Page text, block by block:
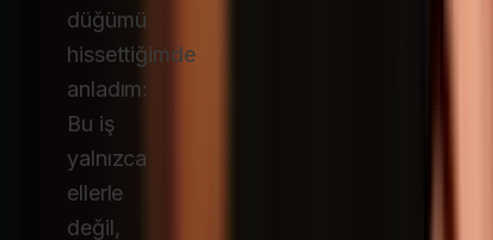
düğümü
hissettiğimde
anladım:
Bu iş
yalnızca
ellerle
değil,